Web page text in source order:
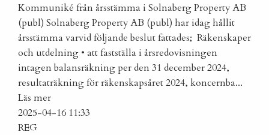
Kommuniké från årsstämma i Solnaberg Property AB
(publ) Solnaberg Property AB (publ) har idag hållit
årsstämma varvid följande beslut fattades; Räkenskaper
och utdelning • att fastställa i årsredovisningen
intagen balansräkning per den 31 december 2024,
resultaträkning för räkenskapsåret 2024, koncernba...
Läs mer
2025-04-16 11:33
REG